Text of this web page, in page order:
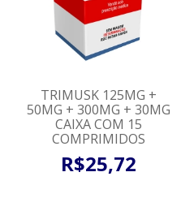
TRIMUSK 125MG +
50MG + 300MG + 30MG
CAIXA COM 15
COMPRIMIDOS
R$25,72